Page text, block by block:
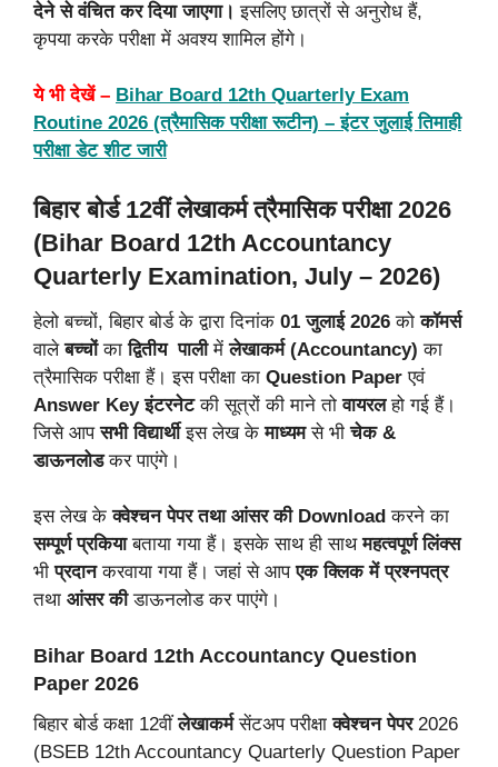
देने से वंचित कर दिया जाएगा। इसलिए छात्रों से अनुरोध हैं,
कृपया करके परीक्षा में अवश्य शामिल होंगे।
ये भी देखें – Bihar Board 12th Quarterly Exam
Routine 2026 (त्रैमासिक परीक्षा रूटीन) – इंटर जुलाई तिमाही
परीक्षा डेट शीट जारी
बिहार बोर्ड 12वीं लेखाकर्म त्रैमासिक परीक्षा 2026
(Bihar Board 12th Accountancy
Quarterly Examination, July – 2026)
हेलो बच्चों, बिहार बोर्ड के द्वारा दिनांक 01 जुलाई 2026 कोकॉमर्स
वालेबच्चोंकाद्वितीय पालीमेंलेखाकर्म (Accountancy) का
त्रैमासिक परीक्षा हैं। इस परीक्षा का Question Paper एवं
Answer Key इंटरनेटकी सूत्रों की माने तोवायरलहो गई हैं।
जिसे आपसभी विद्यार्थीइस लेख केमाध्यमसे भीचेक &
डाऊनलोडकर पाएंगे।
इस लेख केक्वेश्चन पेपर तथा आंसर की Download करने का
सम्पूर्ण प्रकियाबताया गया हैं। इसके साथ ही साथमहत्वपूर्ण लिंक्स
भीप्रदानकरवाया गया हैं। जहां से आपएक क्लिक में प्रश्नपत्र
तथा आंसर कीडाऊनलोड कर पाएंगे।
Bihar Board 12th Accountancy Question
Paper 2026
बिहार बोर्ड कक्षा 12वींलेखाकर्मसेंटअप परीक्षाक्वेश्चन पेपर2026
(BSEB 12th Accountancy Quarterly Question Paper